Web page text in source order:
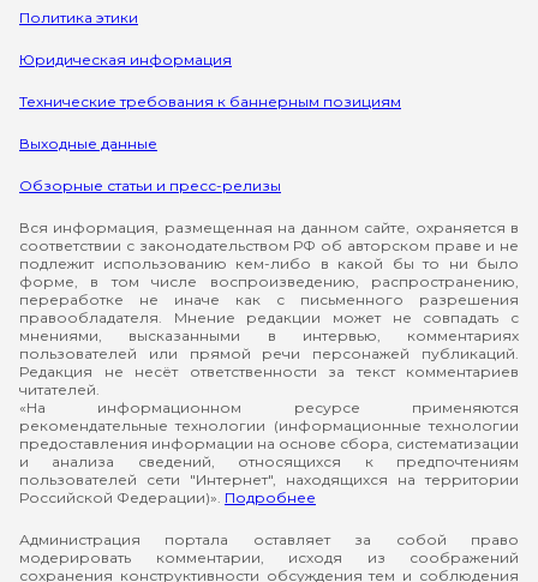
Политика этики
Юридическая информация
Технические требования к баннерным позициям
Выходные данные
Обзорные статьи и пресс-релизы
Вся информация, размещенная на данном сайте, охраняется в
соответствии с законодательством РФ об авторском праве и не
подлежит использованию кем-либо в какой бы то ни было
форме, в том числе воспроизведению, распространению,
переработке не иначе как с письменного разрешения
правообладателя. Мнение редакции может не совпадать с
мнениями, высказанными в интервью, комментариях
пользователей или прямой речи персонажей публикаций.
Редакция не несёт ответственности за текст комментариев
читателей.
«На информационном ресурсе применяются
рекомендательные технологии (информационные технологии
предоставления информации на основе сбора, систематизации
и анализа сведений, относящихся к предпочтениям
пользователей сети "Интернет", находящихся на территории
Российской Федерации)». Подробнее
Администрация портала оставляет за собой право
модерировать комментарии, исходя из соображений
сохранения конструктивности обсуждения тем и соблюдения